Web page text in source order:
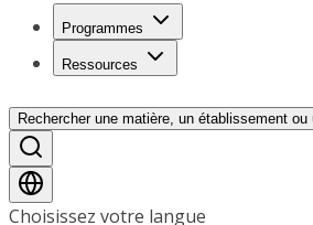
Programmes
Ressources
Rechercher une matière, un établissement ou
Choisissez votre langue